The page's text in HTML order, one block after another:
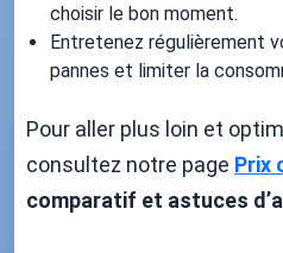
choisir le bon moment.
Entretenez régulièrement
pannes et limiter la
Pour aller plus loin et
consultez notre page Prix
comparatif et astuces